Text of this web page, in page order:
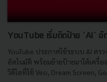
YouTube เริ่มติดป้าย ‘AI’ อั
YouTube ประกาศใช้ระบบ AI ตร
อัตโนมัติ พร้อมย้ายป้ายมาใต้เครื่
วิดีโอที่ใช้ Veo, Dream Screen,